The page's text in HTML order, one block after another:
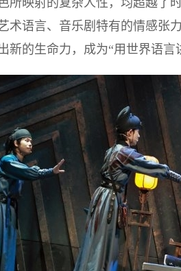
所映射的复杂人性，均超越了
术语言、音乐剧特有的情感张
新的生命力，成为“用世界语